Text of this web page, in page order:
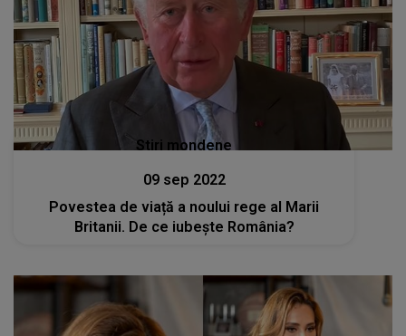
Stiri mondene
09 sep 2022
Povestea de viață a noului rege al Marii
Britanii. De ce iubește România?